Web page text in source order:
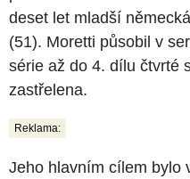
deset let mladší
(51). Moretti působil v
série až do 4. dílu čtvrté
zastřelena.
Reklama:
Jeho hlavním cílem bylo